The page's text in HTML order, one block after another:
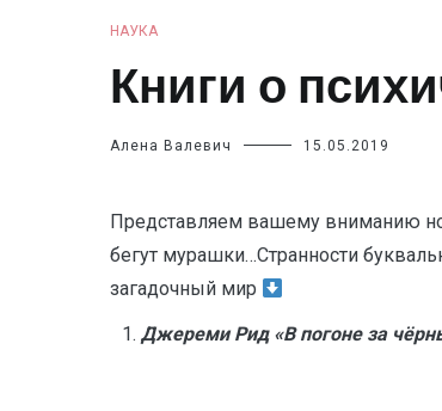
НАУКА
Книги о
Алена Валевич 15.05.2019
Представляем вашему вниманию
бегут мурашки…Странности
загадочный мир
Джереми Рид «В погоне за